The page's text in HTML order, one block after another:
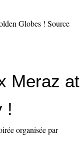
Globes ! Source
Meraz at
!
organisée par